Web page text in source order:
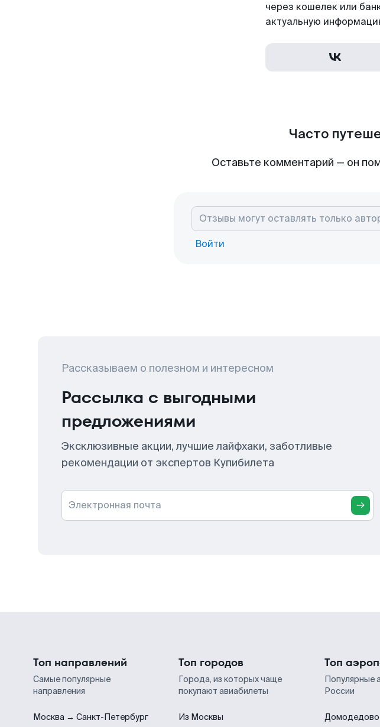
через кошелек или
актуальную
Часто
Оставьте комментарий — он
Войти
Рассказываем о полезном и интересном
Рассылка с выгодными
предложениями
Эксклюзивные акции, лучшие лайфхаки, заботливые
рекомендации от экспертов Купибилета
Электронная почта
Топ направлений
Самые популярные
направления
Москва → Санкт-Петербург
Топ городов
Города, из которых чаще
покупают авиабилеты
Из Москвы
Топ
Популярные
России
Домодедово